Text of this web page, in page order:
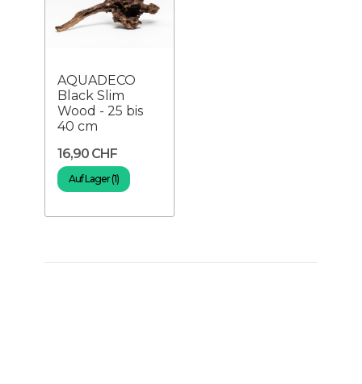
AQUADECO
Black Slim
Wood - 25 bis
40 cm
16,90 CHF
Auf Lager (1)